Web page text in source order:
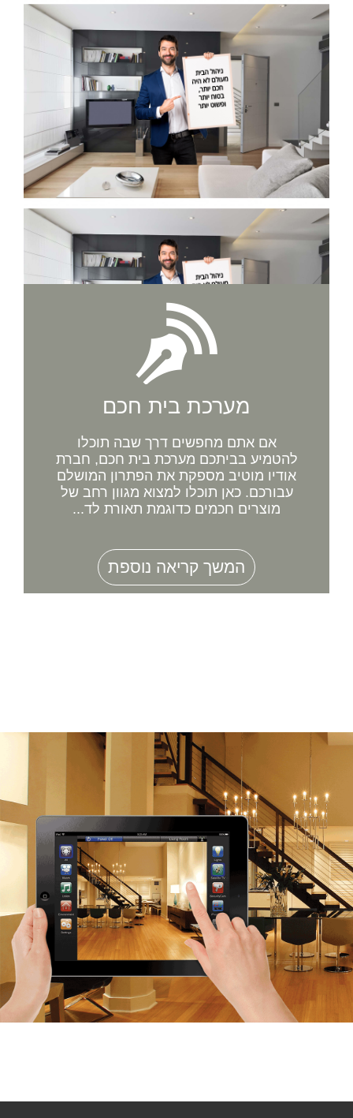
מערכת בית חכם
אם אתם מחפשים דרך שבה תוכלו
להטמיע בביתכם מערכת בית חכם, חברת
אודיו מוטיב מספקת את הפתרון המושלם
עבורכם. כאן תוכלו למצוא מגוון רחב של
מוצרים חכמים כדוגמת תאורת לד...
המשך קריאה נוספת